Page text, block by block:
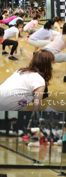
樫木氏が「カーヴィ
指導してい